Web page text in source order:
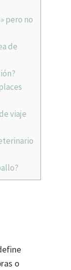
pero no
de
viaje
o